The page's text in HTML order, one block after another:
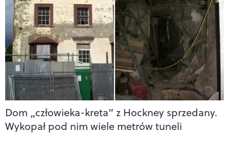
Dom „człowieka-kreta” z Hockney sprzedany.
Wykopał pod nim wiele metrów tuneli